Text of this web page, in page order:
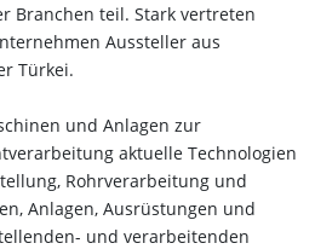
Branchen teil. Stark vertreten
Aussteller aus
Türkei.
und Anlagen zur
aktuelle Technologien
Rohrverarbeitung und
Anlagen, Ausrüstungen und
und verarbeitenden